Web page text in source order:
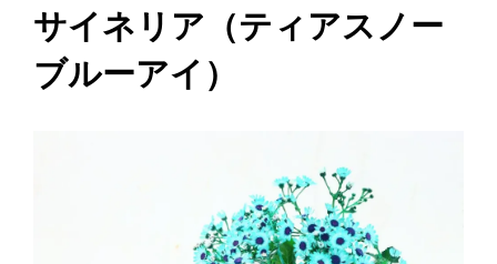
サイネリア（ティアスノー
ブルーアイ）